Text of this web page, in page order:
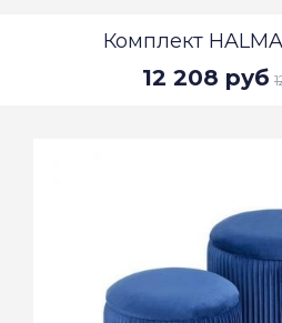
Комплект
12 208 руб